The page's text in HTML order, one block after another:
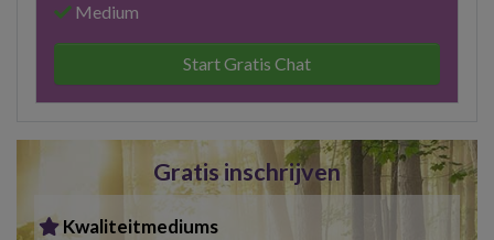
Medium
Start Gratis Chat
Gratis inschrijven
Kwaliteitmediums